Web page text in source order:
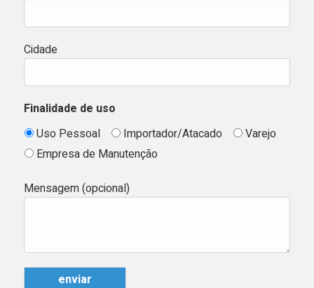
Cidade
Finalidade de uso
Uso Pessoal
Importador/Atacado
Varejo
Empresa de Manutenção
Mensagem (opcional)